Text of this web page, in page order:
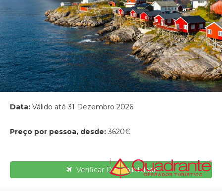
Data: Válido até 31 Dezembro 2026
Preço por pessoa, desde: 3620€
Verificar Disponibilidade